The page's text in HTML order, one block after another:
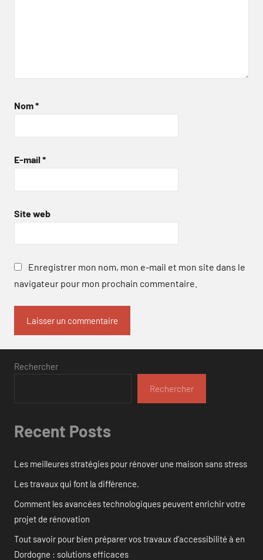
Nom*
E-mail *
Site web
Enregistrer mon nom, mon e-mail et mon site dans le
navigateur pour mon prochain commentaire.
Rechercher
Rechercher
Recent Posts
Les meilleures stratégies pour rénover une maison sans stress
Les travaux qui font la différence.
Comment les avancées technologiques peuvent enrichir votre
projet de rénovation
Tout savoir pour bien préparer vos travaux d’accessibilité à en
Dordogne : solutions efficaces